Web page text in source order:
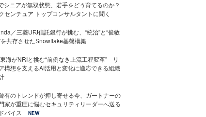
シニアが無双状態、若手をどう育てるのか？
センチュア トップコンサルタントに聞く
／三菱UFJ信託銀行が挑む、“統治”と“俊敏
を共存させたSnowflake基盤構築
海がNRIと挑む“前例なき上流工程変革” リ
構想を支えるAI活用と変化に適応できる組織
有のトレンドが押し寄せる今、ガートナーの
家が重圧に悩むセキュリティリーダーへ送る
バイス
NEW